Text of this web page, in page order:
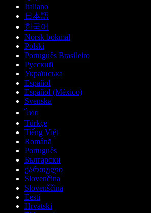
Italiano
日本語
한국어
Norsk bokmål
Polski
Português Brasileiro
Русский
Українська
Español
Español (México)
Svenska
ไทย
Türkçe
Tiếng Việt
Română
Português
Български
ქართული
Slovenčina
Slovenščina
Eesti
Hrvatski